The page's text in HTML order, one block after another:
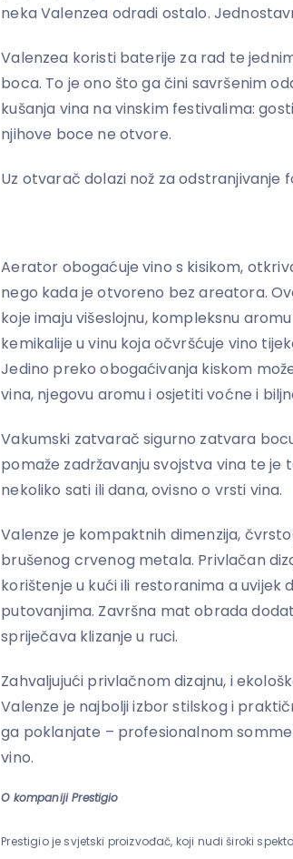
neka Valenzea odradi ostalo.
Valenzea koristi baterije za rad te
boca. To je ono što ga čini savršenim
kušanja vina na vinskim festivalima:
njihove boce ne otvore.
Uz otvarač dolazi nož za odstranjivanje
Aerator obogaćuje vino s kisikom,
nego kada je otvoreno bez areatora.
koje imaju višeslojnu, kompleksnu
kemikalije u vinu koja očvršćuje vino
Jedino preko obogaćivanja kiskom
vina, njegovu aromu i osjetiti voćne i
Vakumski zatvarač sigurno zatvara
pomaže zadržavanju svojstva vina te je
nekoliko sati ili dana, ovisno o vrsti vina.
Valenze je kompaktnih dimenzija,
brušenog crvenog metala. Privlačan
korištenje u kući ili restoranima a uvijek
putovanjima. Završna mat obrada
spriječava klizanje u ruci.
Zahvaljujući privlačnom dizajnu, i
Valenze je najbolji izbor stilskog i
ga poklanjate – profesionalnom
vino.
O kompaniji Prestigio
Prestigio je svjetski proizvođač, koji nudi široki